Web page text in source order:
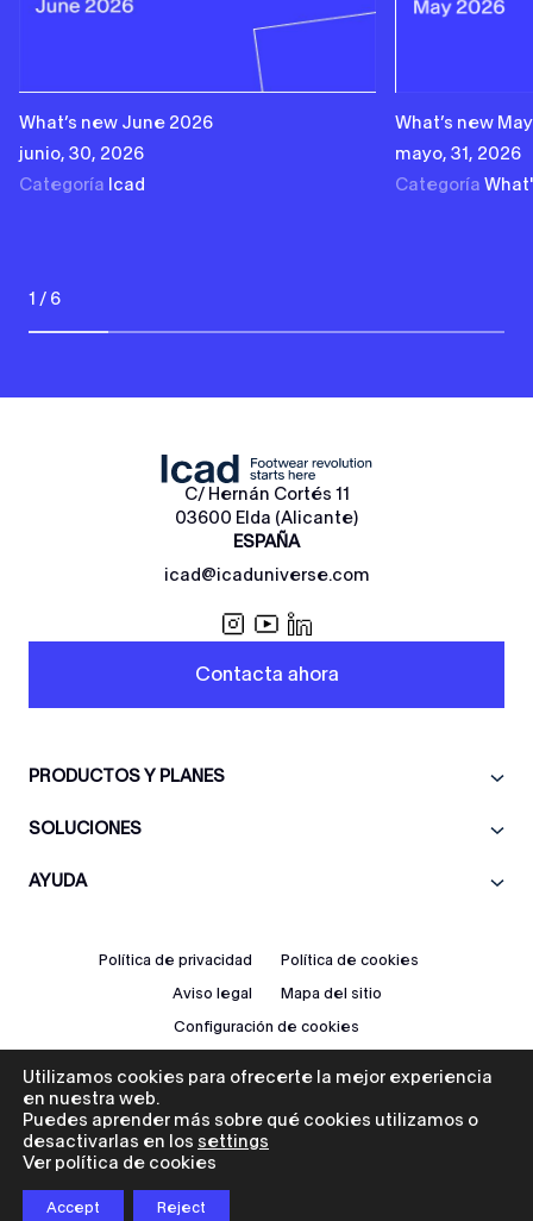
What’s new June 2026
junio, 30, 2026
Categoría Icad
What’s new May
mayo, 31, 2026
Categoría
1 / 6
C/ Hernán Cortés 11
03600 Elda (Alicante)
ESPAÑA
icad@icaduniverse.com
Contacta ahora
PRODUCTOS Y PLANES
SOLUCIONES
AYUDA
Política de privacidad Política de cookies
Aviso legal Mapa del sitio
Configuración de cookies
Utilizamos cookies para ofrecerte la mejor experiencia
en nuestra web.
Puedes aprender más sobre qué cookies utilizamos o
desactivarlas en los settings
Ver política de cookies
Accept Reject